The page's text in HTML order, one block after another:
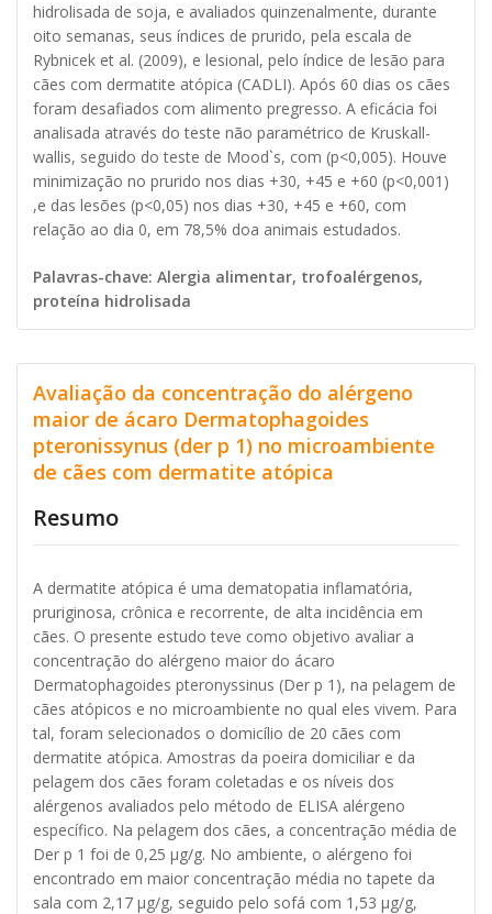
hidrolisada de soja, e avaliados quinzenalmente, durante
oito semanas, seus índices de prurido, pela escala de
Rybnicek et al. (2009), e lesional, pelo índice de lesão para
cães com dermatite atópica (CADLI). Após 60 dias os cães
foram desafiados com alimento pregresso. A eficácia foi
analisada através do teste não paramétrico de Kruskall-
wallis, seguido do teste de Mood`s, com (p<0,005). Houve
minimização no prurido nos dias +30, +45 e +60 (p<0,001)
,e das lesões (p<0,05) nos dias +30, +45 e +60, com
relação ao dia 0, em 78,5% doa animais estudados.
Palavras-chave: Alergia alimentar, trofoalérgenos,
proteína hidrolisada
Avaliação da concentração do alérgeno
maior de ácaro Dermatophagoides
pteronissynus (der p 1) no microambiente
de cães com dermatite atópica
Resumo
A dermatite atópica é uma dematopatia inflamatória,
pruriginosa, crônica e recorrente, de alta incidência em
cães. O presente estudo teve como objetivo avaliar a
concentração do alérgeno maior do ácaro
Dermatophagoides pteronyssinus (Der p 1), na pelagem de
cães atópicos e no microambiente no qual eles vivem. Para
tal, foram selecionados o domicílio de 20 cães com
dermatite atópica. Amostras da poeira domiciliar e da
pelagem dos cães foram coletadas e os níveis dos
alérgenos avaliados pelo método de ELISA alérgeno
específico. Na pelagem dos cães, a concentração média de
Der p 1 foi de 0,25 μg/g. No ambiente, o alérgeno foi
encontrado em maior concentração média no tapete da
sala com 2,17 μg/g, seguido pelo sofá com 1,53 μg/g,